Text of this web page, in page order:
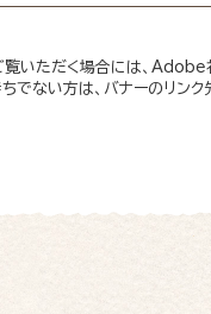
覧いただく場合には、
い方は、バナーのリンク先